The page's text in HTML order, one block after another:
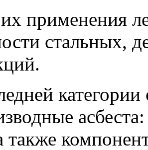
применения
стальных,
также